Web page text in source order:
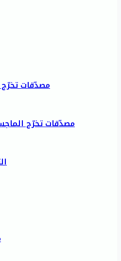
مصدّقات تخرّج
مصدّقات تخرّج